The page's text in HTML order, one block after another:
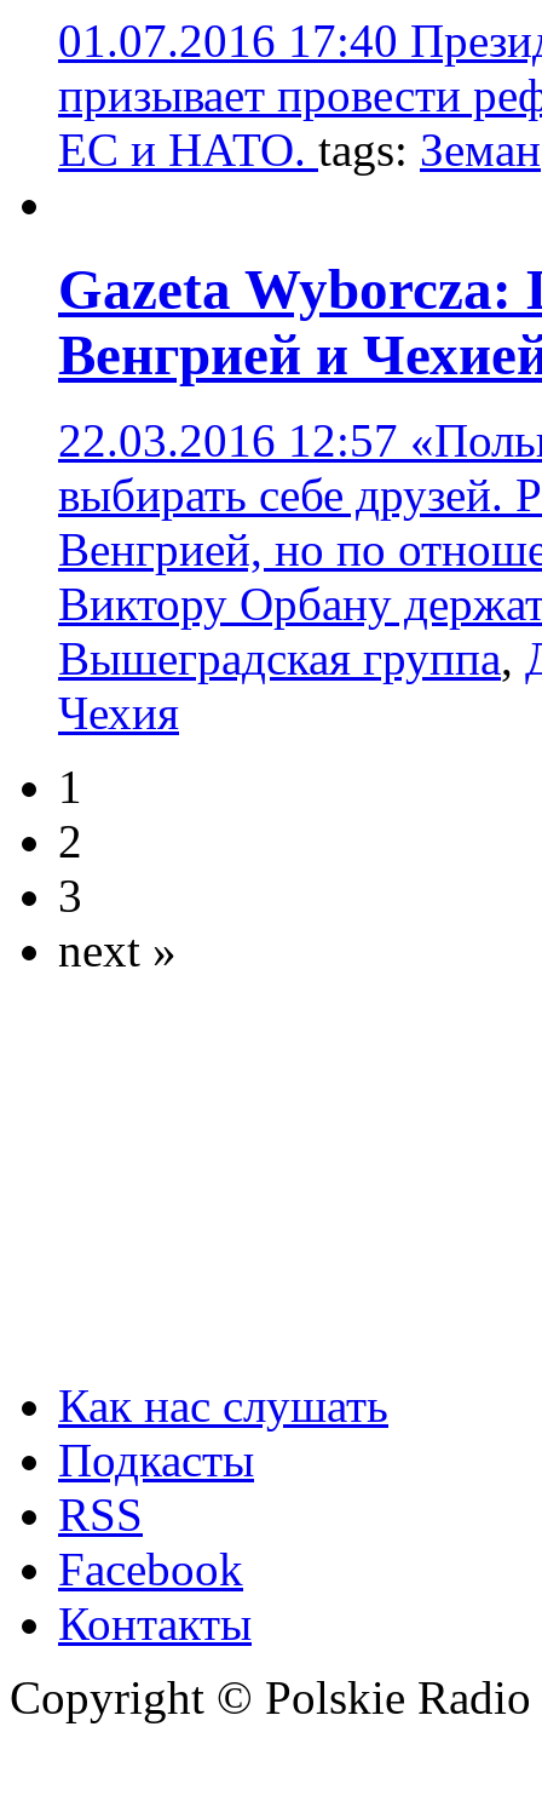
01.07.2016 17:40
призывает провести
ЕС и НАТО. tags: Земан
Gazeta
Венгрией и
22.03.2016 12:57
выбирать себе друзей.
Венгрией, но по
Виктору Орбану
Вышеградская группа,
Чехия
1
2
3
next »
Как нас слушать
Подкасты
RSS
Facebook
Контакты
Copyright © Polskie